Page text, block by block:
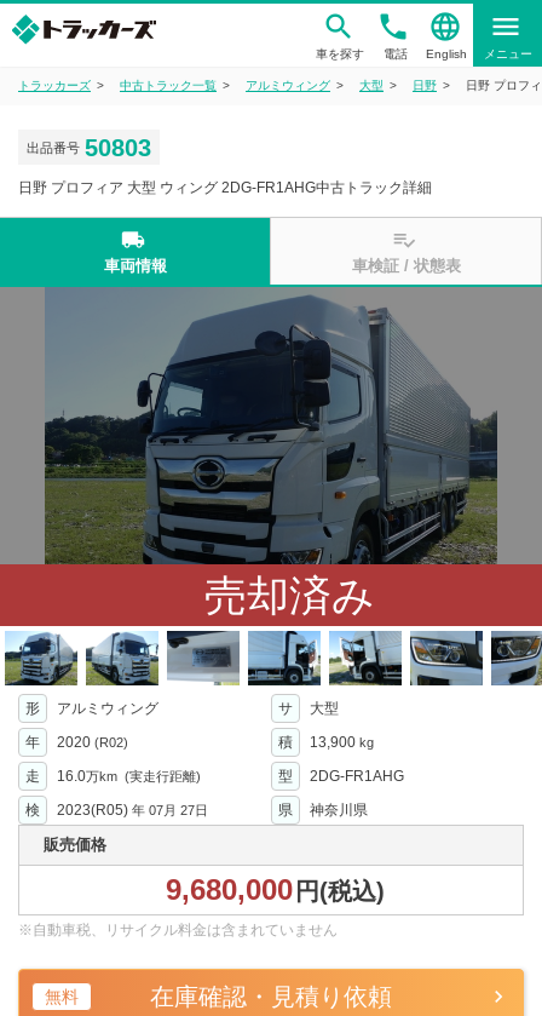
車を探す
phone
電話
language
English
menu
メニュー
トラッカーズ 中古トラック一覧 アルミウィング 大型 日野 日野 プロフ
出品番号 50803
日野 プロフィア 大型 ウィング 2DG-FR1AHG中古トラック詳細
local_shipping
車両情報
playlist_add_check
車検証 / 状態表
売却済み
形 アルミウィング サ
大型
年
2020 (R02) 積 13,900 kg
走 16.0万km (実走行距離) 型
2DG-FR1AHG
検
2023(R05) 年 07月 27日 県 神奈川県
販売価格
9,680,000 円(税込)
※自動車税、リサイクル料金は含まれていません
無料 在庫確認・見積り依頼